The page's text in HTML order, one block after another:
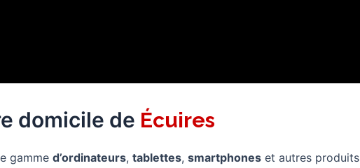
domicile de Écuires
gamme d’ordinateurs, tablettes, smartphones et autres produits